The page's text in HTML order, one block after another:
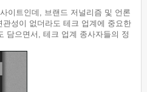
이트인데, 브랜드 저널리즘 및 언론
성이 없더라도 테크 업계에 중요한
담으면서, 테크 업계 종사자들의 정